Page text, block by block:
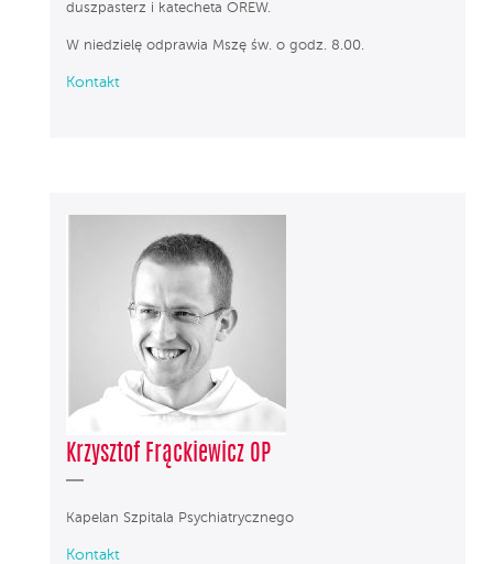
duszpasterz i katecheta OREW.
W niedzielę odprawia Mszę św. o godz. 8.00.
Kontakt
Krzysztof Frąckiewicz OP
Kapelan Szpitala Psychiatrycznego
Kontakt